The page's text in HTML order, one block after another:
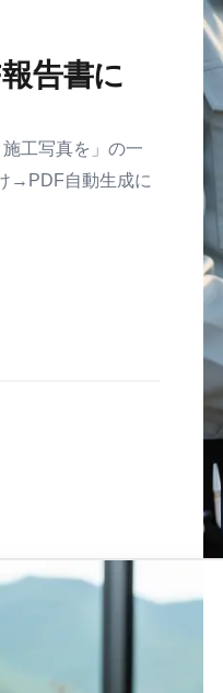
告書に
工写真を」の一
→PDF自動生成に